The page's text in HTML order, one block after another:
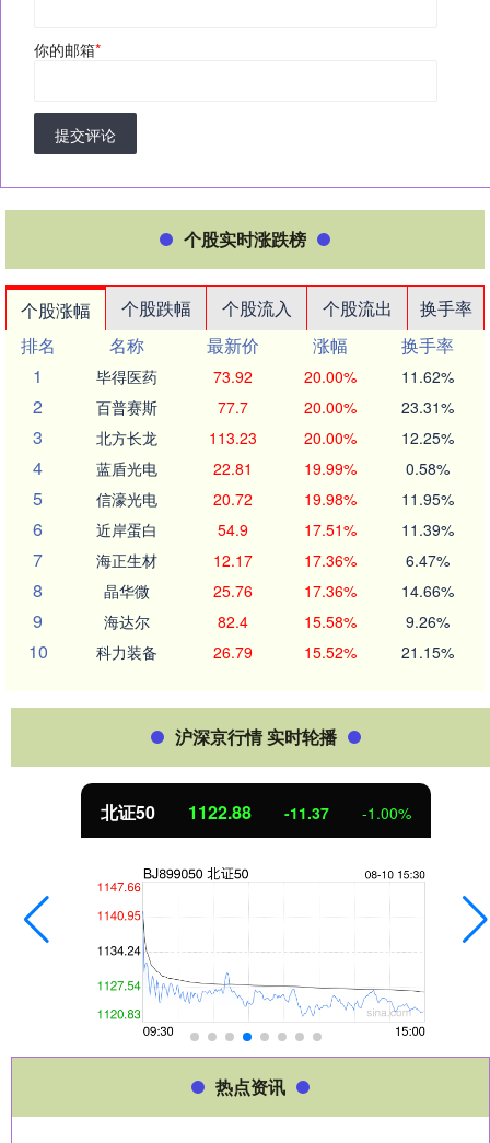
你的邮箱*
提交评论
个股实时涨跌榜
个股涨幅 个股跌幅 个股流入 个股流出
换手率
排名
名称 最新价 涨幅
换手率
1
毕得医药 73.92 20.00% 11.62%
2 百普赛斯 77.7 20.00% 23.31%
3 北方长龙 113.23 20.00% 12.25%
4 蓝盾光电 22.81 19.99% 0.58%
5 信濠光电 20.72 19.98% 11.95%
6 近岸蛋白 54.9 17.51% 11.39%
7 海正生材 12.17 17.36% 6.47%
8 晶华微 25.76 17.36% 14.66%
9 海达尔 82.4 15.58% 9.26%
10 科力装备 26.79 15.52% 21.15%
沪深京行情 实时轮播
1122.88 -11.37 -1.00%
热点资讯